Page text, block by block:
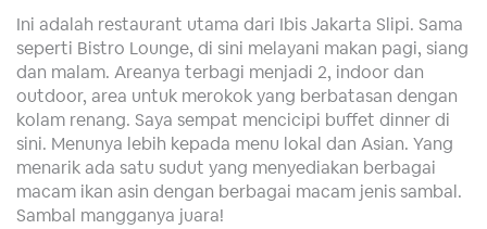
Ini adalah restaurant utama dari Ibis Jakarta Slipi. Sama
seperti Bistro Lounge, di sini melayani makan pagi, siang
dan malam. Areanya terbagi menjadi 2, indoor dan
outdoor, area untuk merokok yang berbatasan dengan
kolam renang. Saya sempat mencicipi buffet dinner di
sini. Menunya lebih kepada menu lokal dan Asian. Yang
menarik ada satu sudut yang menyediakan berbagai
macam ikan asin dengan berbagai macam jenis sambal.
Sambal mangganya juara!